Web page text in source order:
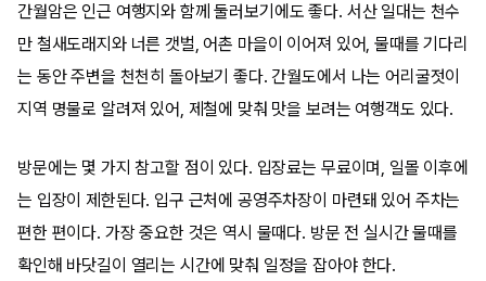
간월암은 인근 여행지와 함께 둘러보기에도 좋다. 서산 일대는 천수
만 철새도래지와 너른 갯벌, 어촌 마을이 이어져 있어, 물때를 기다리
는 동안 주변을 천천히 돌아보기 좋다. 간월도에서 나는 어리굴젓이
지역 명물로 알려져 있어, 제철에 맞춰 맛을 보려는 여행객도 있다.
방문에는 몇 가지 참고할 점이 있다. 입장료는 무료이며, 일몰 이후에
는 입장이 제한된다. 입구 근처에 공영주차장이 마련돼 있어 주차는
편한 편이다. 가장 중요한 것은 역시 물때다. 방문 전 실시간 물때를
확인해 바닷길이 열리는 시간에 맞춰 일정을 잡아야 한다.